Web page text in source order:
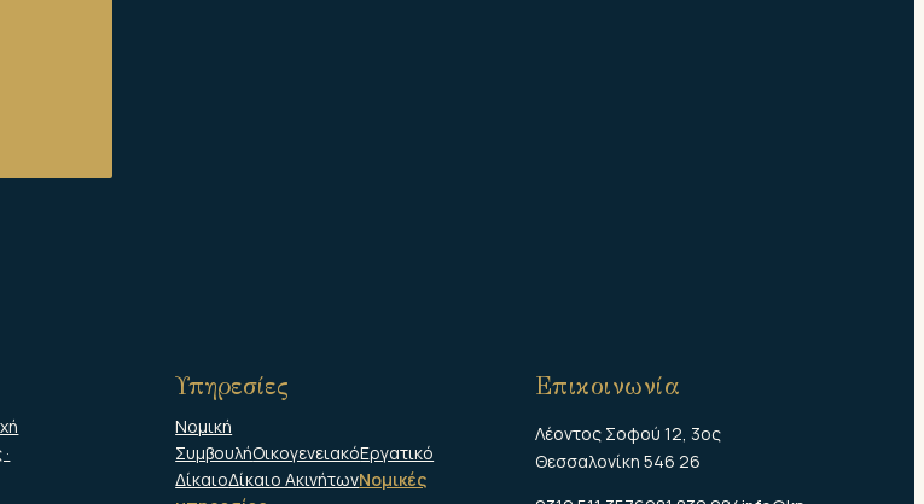
Υπηρεσίες
Νομική
ΣυμβουλήΟικογενειακόΕργατικό
ΔίκαιοΔίκαιο ΑκινήτωνΝομικές
Επικοινωνία
Λέοντος Σοφού 12, 3ος
Θεσσαλονίκη 546 26